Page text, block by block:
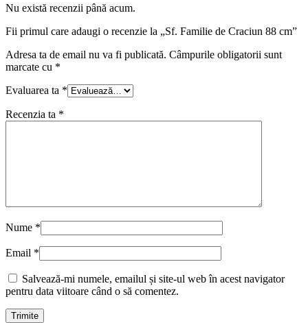
Nu există recenzii până acum.
Fii primul care adaugi o recenzie la „Sf. Familie de Craciun 88 cm”
Adresa ta de email nu va fi publicată. Câmpurile obligatorii sunt
marcate cu *
Evaluarea ta *
Recenzia ta *
Nume *
Email *
Salvează-mi numele, emailul și site-ul web în acest navigator
pentru data viitoare când o să comentez.